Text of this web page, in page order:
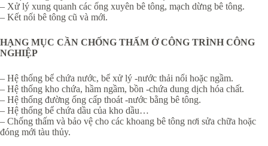
– Xử lý xung quanh các ống xuyên bê tông, mạch dừng bê tông.
– Kết nối bê tông cũ và mới.
HẠNG MỤC CẦN CHỐNG THẤM Ở CÔNG TRÌNH CÔNG
NGHIỆP
– Hệ thống bể chứa nước, bể xử lý -nước thải nổi hoặc ngầm.
– Hệ thống kho chứa, hầm ngầm, bồn -chứa dung dịch hóa chất.
– Hệ thống đường ống cấp thoát -nước bằng bê tông.
– Hệ thống bể chứa dầu của kho dầu…
– Chống thấm và bảo vệ cho các khoang bê tông nơi sửa chữa hoặc
đóng mới tàu thủy.